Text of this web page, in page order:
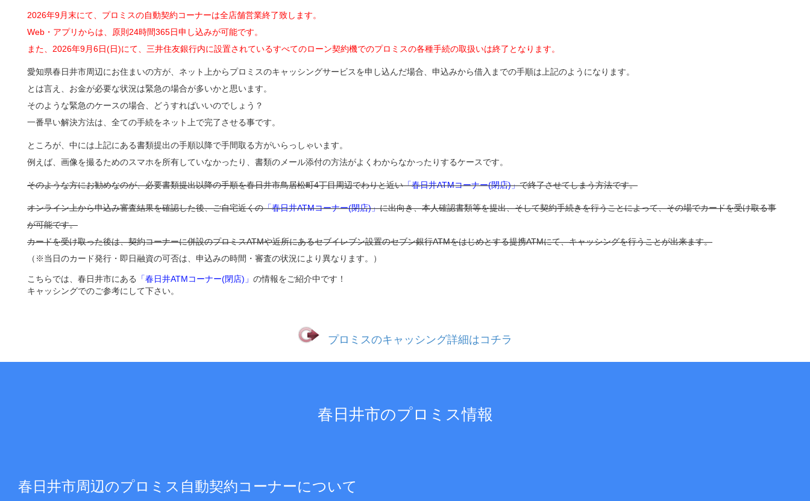
2026年9月末にて、プロミスの自動契約コーナーは全店舗営業終了致します。
Web・アプリからは、原則24時間365日申し込みが可能です。
また、2026年9月6日(日)にて、三井住友銀行内に設置されているすべてのローン契約機でのプロミスの各種手続の取扱いは終了となります。
愛知県春日井市周辺にお住まいの方が、ネット上からプロミスのキャッシングサービスを申し込んだ場合、申込みから借入までの手順は上記のようになります。
とは言え、お金が必要な状況は緊急の場合が多いかと思います。
そのような緊急のケースの場合、どうすればいいのでしょう？
一番早い解決方法は、全ての手続をネット上で完了させる事です。
ところが、中には上記にある書類提出の手順以降で手間取る方がいらっしゃいます。
例えば、画像を撮るためのスマホを所有していなかったり、書類のメール添付の方法がよくわからなかったりするケースです。
そのような方にお勧めなのが、必要書類提出以降の手順を春日井市鳥居松町4丁目周辺でわりと近い「春日井ATMコーナー(閉店)」で終了させてしまう方法です。
オンライン上から申込み審査結果を確認した後、ご自宅近くの「春日井ATMコーナー(閉店)」に出向き、本人確認書類等を提出、そして契約手続きを行うことによって、その場でカードを受け取る事
が可能です。
カードを受け取った後は、契約コーナーに併設のプロミスATMや近所にあるセブイレブン設置のセブン銀行ATMをはじめとする提携ATMにて、キャッシングを行うことが出来ます。
（※当日のカード発行・即日融資の可否は、申込みの時間・審査の状況により異なります。）
こちらでは、春日井市にある 「春日井ATMコーナー(閉店)」 の情報をご紹介中です！
キャッシングでのご参考にして下さい。
プロミスのキャッシング詳細はコチラ
春日井市のプロミス情報
春日井市周辺のプロミス自動契約コーナーについて